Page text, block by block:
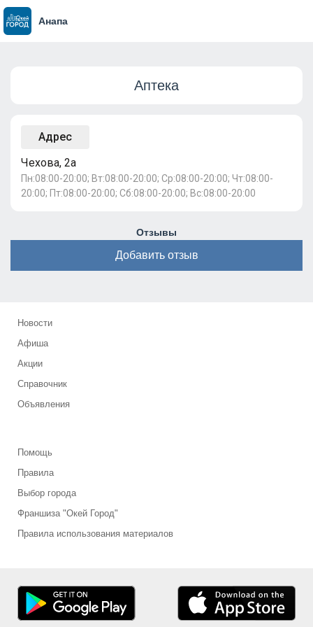
Анапа
Аптека
Адрес
Чехова, 2а
Пн:08:00-20:00; Вт:08:00-20:00; Ср:08:00-20:00; Чт:08:00-
20:00; Пт:08:00-20:00; Сб:08:00-20:00; Вс:08:00-20:00
Отзывы
Добавить отзыв
Новости
Афиша
Акции
Справочник
Объявления
Помощь
Правила
Выбор города
Франшиза "Окей Город"
Правила использования материалов